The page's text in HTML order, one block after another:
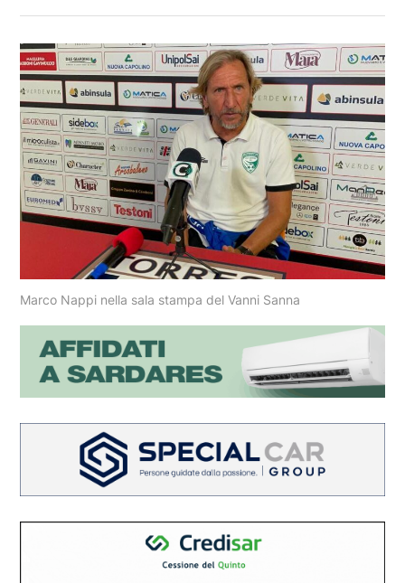
Marco Nappi nella sala stampa del Vanni Sanna